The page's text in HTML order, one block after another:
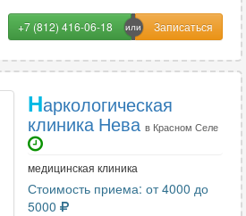
1
22
томография 7
+7 (812) 416-06-18
Наркологическая
клиника Нева в Красном Селе
медицинская клиника
Стоимость приема: от 4000 до
5000